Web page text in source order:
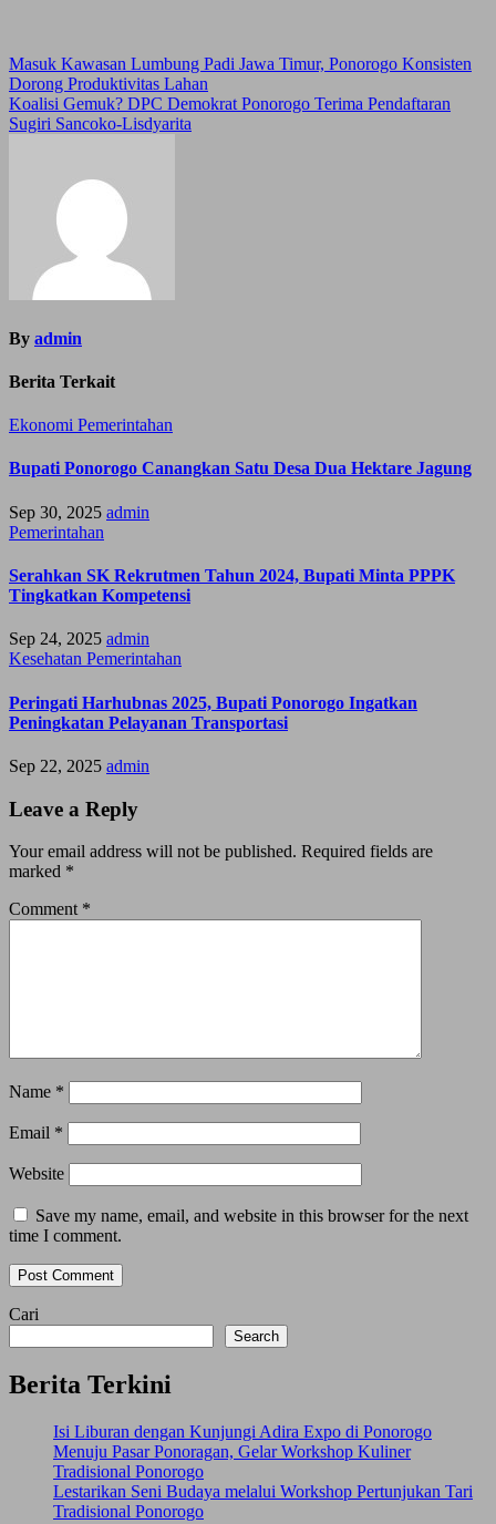
Post
navigation
Masuk Kawasan Lumbung Padi Jawa Timur, Ponorogo Konsisten
Dorong Produktivitas Lahan
Koalisi Gemuk? DPC Demokrat Ponorogo Terima Pendaftaran
Sugiri Sancoko-Lisdyarita
By admin
Berita Terkait
Ekonomi Pemerintahan
Bupati Ponorogo Canangkan Satu Desa Dua Hektare Jagung
Sep 30, 2025 admin
Pemerintahan
Serahkan SK Rekrutmen Tahun 2024, Bupati Minta PPPK
Tingkatkan Kompetensi
Sep 24, 2025 admin
Kesehatan Pemerintahan
Peringati Harhubnas 2025, Bupati Ponorogo Ingatkan
Peningkatan Pelayanan Transportasi
Sep 22, 2025 admin
Leave a Reply
Your email address will not be published. Required fields are
marked *
Comment *
Name *
Email *
Website
Save my name, email, and website in this browser for the next
time I comment.
Cari
Search
Berita Terkini
Isi Liburan dengan Kunjungi Adira Expo di Ponorogo
Menuju Pasar Ponoragan, Gelar Workshop Kuliner
Tradisional Ponorogo
Lestarikan Seni Budaya melalui Workshop Pertunjukan Tari
Tradisional Ponorogo